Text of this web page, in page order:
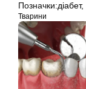
Позначки:діабет,
Тварини